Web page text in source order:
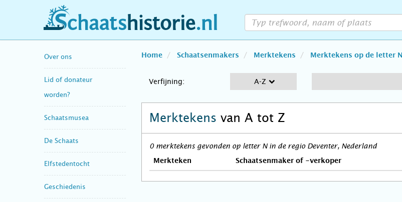
schaatshistorie.nl
Over ons
Lid of donateur
worden?
Schaatsmusea
De Schaats
Elfstedentocht
Geschiedenis
Home Schaatsenmakers Merktekens Merktekens op de letter N
Verfijning: A-Z
Merktekens van A tot Z
0 merktekens gevonden op letter N in de regio Deventer, Nederland
Merkteken Schaatsenmaker of -verkoper